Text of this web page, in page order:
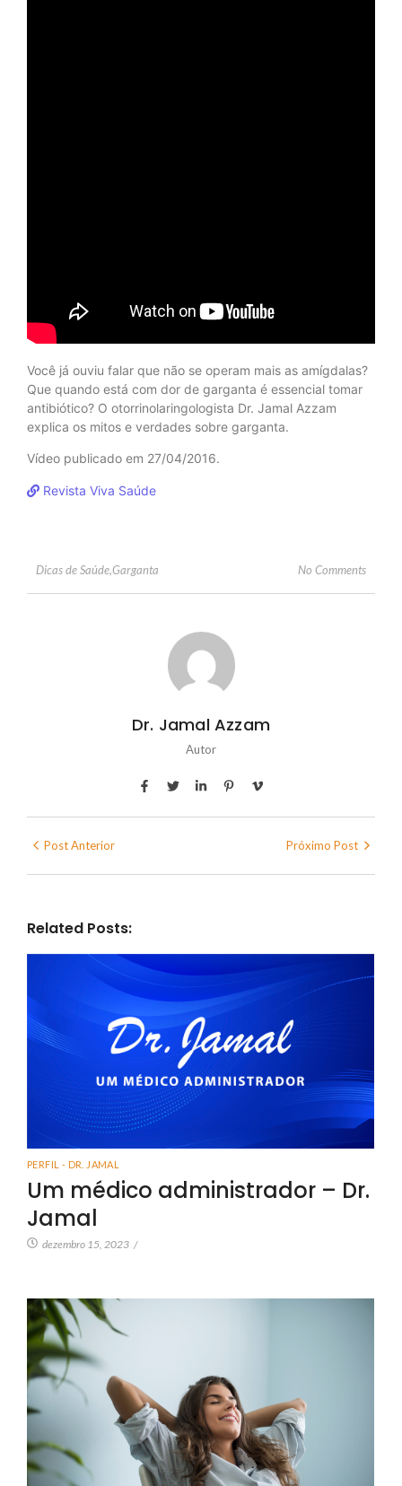
Você já ouviu falar que não se operam mais as amígdalas?
Que quando está com dor de garganta é essencial tomar
antibiótico? O otorrinolaringologista Dr. Jamal Azzam
explica os mitos e verdades sobre garganta.
Vídeo publicado em 27/04/2016.
Revista Viva Saúde
Dicas de Saúde,Garganta No Comments
Dr. Jamal Azzam
Autor
Post Anterior Próximo Post
Related Posts:
PERFIL - DR. JAMAL
Um médico administrador – Dr.
Jamal
dezembro 15, 2023 /